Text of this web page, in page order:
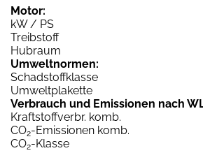
Motor:
kW / PS
Treibstoff
Hubraum
Umweltnormen:
Schadstoffklasse
Umweltplakette
Verbrauch und Emissionen nach
Kraftstoffverbr. komb.
CO2-Emissionen komb.
CO2-Klasse